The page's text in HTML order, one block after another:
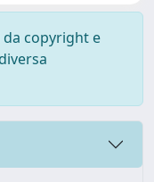
copyright e